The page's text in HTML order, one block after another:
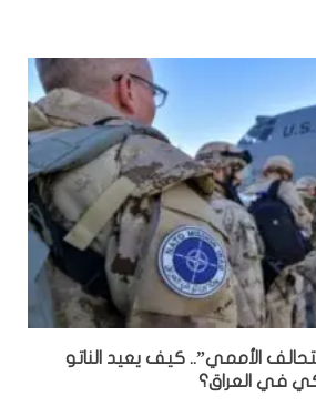
الأممي”.. كيف يعيد الناتو
في العراق؟